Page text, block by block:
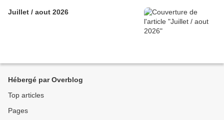
Juillet / aout 2026
Hébergé par Overblog
Top articles
Pages